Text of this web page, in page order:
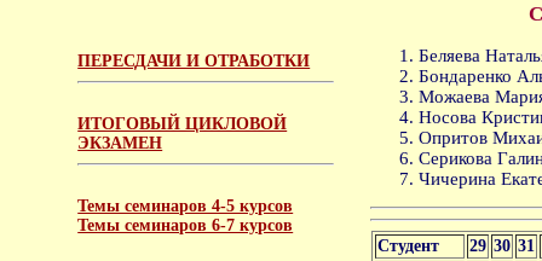
ПЕРЕСДАЧИ И ОТРАБОТКИ
ИТОГОВЫЙ ЦИКЛОВОЙ
ЭКЗАМЕН
Темы семинаров 4-5 курсов
Темы семинаров 6-7 курсов
Беляева
Бондаренко
Можаева
Носова
Опритов
Серикова
Чичерина
Студент 29 30 31